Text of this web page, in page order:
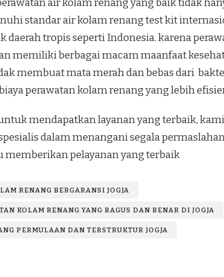
air kolam renang yang baik tidak
standar air kolam renang test kit
daerah tropis seperti Indonesia. karena
memiliki berbagai macam maanfaat
membuat mata merah dan bebas dari
perawatan kolam renang yang lebih
mendapatkan layanan yang terbaik,
dalam menangani segala
memberikan pelayanan yang terbaik
RENANG BERGARANSI JOGJA
KOLAM RENANG YANG BAGUS DAN BENAR DI JOGJA
PERMULAAN DAN TERSTRUKTUR JOGJA